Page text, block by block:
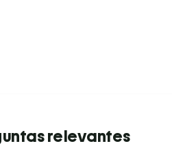
relevantes